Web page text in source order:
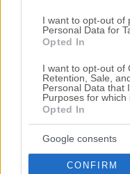
I want to opt-out of
Personal Data for
Opted In
I want to opt-out of
Retention, Sale,
Personal Data that
Purposes for which
Opted In
Google consents
CONFIRM
Αποθηκεύστε την
ενημέρωση
Ψάχνετε για
μπορείτε να βρείτε την
πλειστηριασμούς
καθημερινά.
να περιορίσετε τα
στις ανάγκες σας.